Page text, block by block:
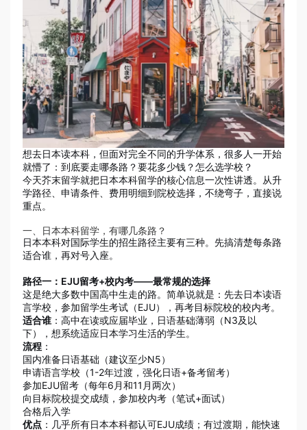
澳大利亚
中国香港
想去日本读本科，但面对完全不同的升学体系，很多人一开始
就懵了：到底要走哪条路？要花多少钱？怎么选学校？
今天芥末留学就把日本本科留学的核心信息一次性讲透。从升
学路径、申请条件、费用明细到院校选择，不绕弯子，直接说
重点。
一、日本本科留学，有哪几条路？
日本本科对国际学生的招生路径主要有三种。先搞清楚每条路
适合谁，再对号入座。
路径一：EJU留考+校内考——最常规的选择
这是绝大多数中国高中生走的路。简单说就是：先去日本读语
言学校，参加留学生考试（EJU），再考目标院校的校内考。
适合谁：高中在读或应届毕业，日语基础薄弱（N3及以
下），想系统适应日本学习生活的学生。
流程：
国内准备日语基础（建议至少N5）
申请语言学校（1-2年过渡，强化日语+备考留考）
参加EJU留考（每年6月和11月两次）
向目标院校提交成绩，参加校内考（笔试+面试）
合格后入学
优点：几乎所有日本本科都认可EJU成绩；有过渡期，能快速